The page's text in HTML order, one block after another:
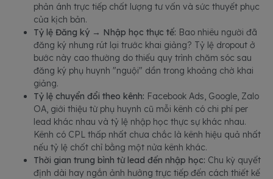
phản ánh trực tiếp chất lượng tư vấn và sức thuyết phục
của kịch bản.
Tỷ lệ Đăng ký → Nhập học thực tế: Bao nhiêu người đã
đăng ký nhưng rút lại trước khai giảng? Tỷ lệ dropout ở
bước này cao thường do thiếu quy trình chăm sóc sau
đăng ký phụ huynh "nguội" dần trong khoảng chờ khai
giảng.
Tỷ lệ chuyển đổi theo kênh: Facebook Ads, Google, Zalo
OA, giới thiệu từ phụ huynh cũ mỗi kênh có chi phí per
lead khác nhau và tỷ lệ nhập học thực sự khác nhau.
Kênh có CPL thấp nhất chưa chắc là kênh hiệu quả nhất
nếu tỷ lệ chốt chỉ bằng một nửa kênh khác.
Thời gian trung bình từ lead đến nhập học: Chu kỳ quyết
định dài hay ngắn ảnh hưởng trực tiếp đến cách thiết kế